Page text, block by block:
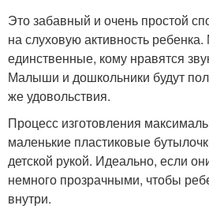
Это забавный и очень простой
на слуховую активность
единственные, кому нравятся
Малыши и дошкольники будут
же удовольствия.
Процесс изготовления
маленькие пластиковые
детской рукой. Идеально, если
немного прозрачными, чтобы
внутри.